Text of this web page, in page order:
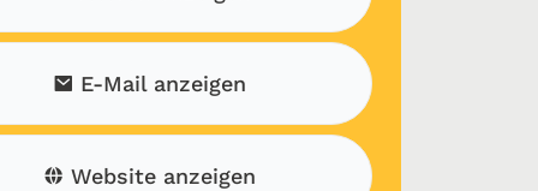
E-Mail anzeigen
Website anzeigen